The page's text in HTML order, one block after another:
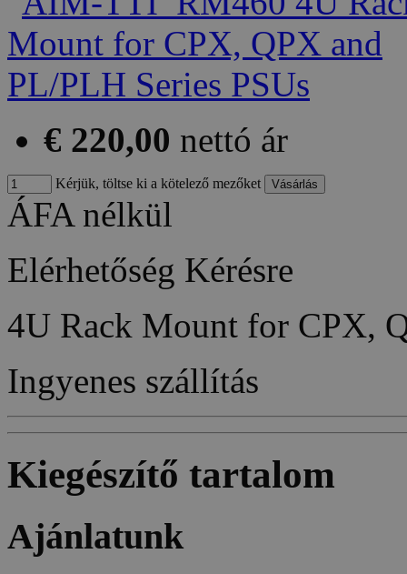
€ 220,00 nettó ár
Kérjük, töltse ki a kötelező mezőket
ÁFA nélkül
Elérhetőség Kérésre
4U Rack Mount for CPX,
Ingyenes szállítás
Kiegészítő tartalom
Ajánlatunk